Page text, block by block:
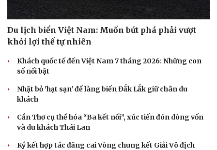
Du lịch biển Việt Nam: Muốn bứt phá phải vượt
khỏi lợi thế tự nhiên
Khách quốc tế đến Việt Nam 7 tháng 2026: Những con
số nổi bật
Nhặt bỏ 'hạt sạn' để làng biển Đắk Lắk giữ chân du
khách
Cần Thơ cụ thể hóa “Ba kết nối”, xúc tiến đón dòng vốn
và du khách Thái Lan
Ký kết hợp tác đăng cai Vòng chung kết Giải Vô địch